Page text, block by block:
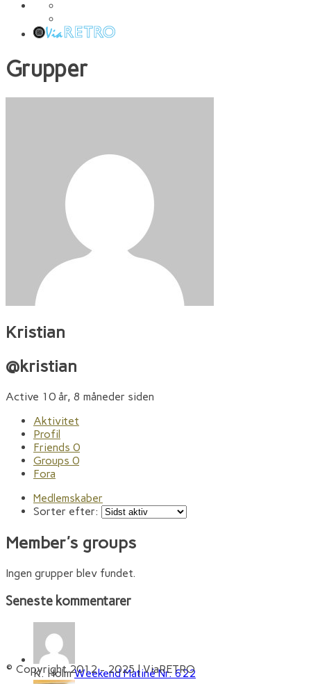
Grupper
Kristian
@kristian
Active 10 år, 8 måneder siden
Aktivitet
Profil
Friends 0
Groups 0
Fora
Medlemskaber
Sorter efter:
Member's groups
Ingen grupper blev fundet.
Seneste kommentarer
K. HolmWeekend Matiné Nr. 622
© Copyright 2012 - 2025 | ViaRETRO